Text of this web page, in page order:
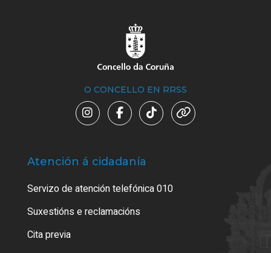
O CONCELLO EN RRSS
Atención á cidadanía
Servizo de atención telefónica 010
Suxestións e reclamacións
Cita previa